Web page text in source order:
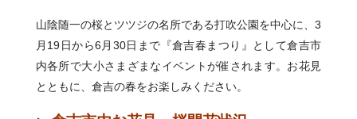
山陰随一の桜とツツジの名所である打吹公園を中心に、3
月19日から6月30日まで『倉吉春まつり』として倉吉市
内各所で大小さまざまなイベントが催されます。お花見
とともに、倉吉の春をお楽しみください。